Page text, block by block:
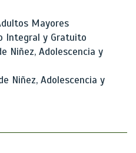
Mayores
Integral y Gratuito
Niñez, Adolescencia y
Niñez, Adolescencia y